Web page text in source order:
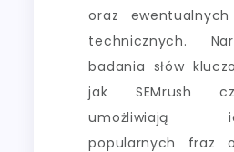
oraz
technicznych.
badania słów
jak SEMrush
umożliwiają
popularnych fraz